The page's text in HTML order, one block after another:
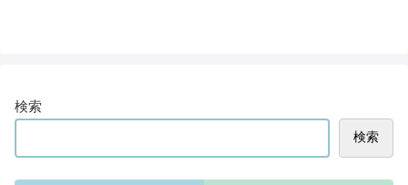
検索
検索